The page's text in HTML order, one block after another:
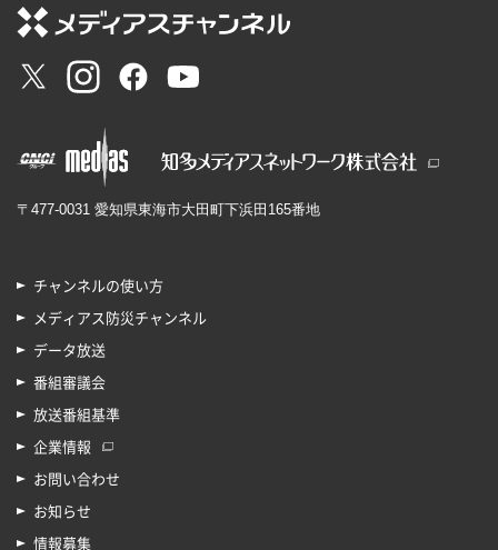
〒477-0031 愛知県東海市大田町下浜田165番地
チャンネルの使い方
メディアス防災チャンネル
データ放送
番組審議会
放送番組基準
企業情報
お問い合わせ
お知らせ
情報募集